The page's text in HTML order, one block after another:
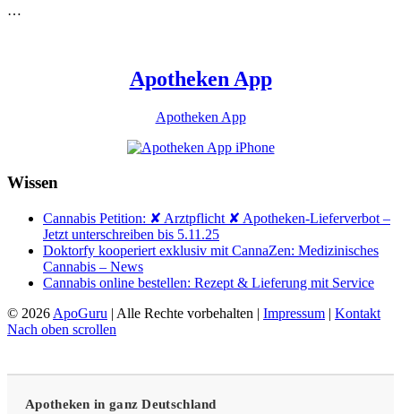
…
Apotheken App
Apotheken App
Wissen
Cannabis Petition: ✘ Arztpflicht ✘ Apotheken-Lieferverbot –
Jetzt unterschreiben bis 5.11.25
Doktorfy kooperiert exklusiv mit CannaZen: Medizinisches
Cannabis – News
Cannabis online bestellen: Rezept & Lieferung mit Service
© 2026 ApoGuru | Alle Rechte vorbehalten | Impressum | Kontakt
Nach oben scrollen
Apotheken in ganz Deutschland